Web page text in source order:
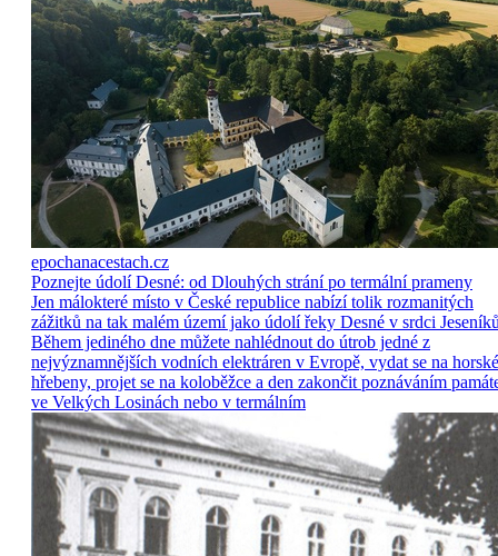
epochanacestach.cz
Poznejte údolí Desné: od Dlouhých strání po termální prameny
Jen málokteré místo v České republice nabízí tolik rozmanitých
zážitků na tak malém území jako údolí řeky Desné v srdci
Během jediného dne můžete nahlédnout do útrob jedné z
nejvýznamnějších vodních elektráren v Evropě, vydat se na horské
hřebeny, projet se na koloběžce a den zakončit poznáváním
ve Velkých Losinách nebo v termálním